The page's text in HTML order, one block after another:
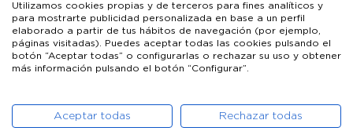
única y exclusiva de las mismas.
ACADEMIA DE CINE
PATROCINADORES PRENSA CONTACTO
Utilizamos cookies propias y de terceros para fines analíticos y
para mostrarte publicidad personalizada en base a un perfil
elaborado a partir de tus hábitos de navegación (por ejemplo,
páginas visitadas). Puedes aceptar todas las cookies pulsando el
botón “Aceptar todas” o configurarlas o rechazar su uso y obtener
más información pulsando el botón “Configurar”.
Aceptar todas Rechazar todas